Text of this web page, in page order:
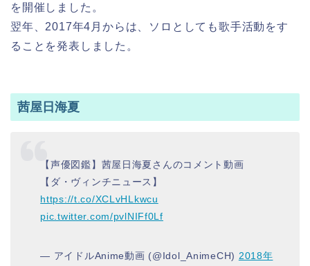
を開催しました。
翌年、2017年4月からは、ソロとしても歌手活動をす
ることを発表しました。
茜屋日海夏
【声優図鑑】茜屋日海夏さんのコメント動画
【ダ・ヴィンチニュース】
https://t.co/XCLvHLkwcu
pic.twitter.com/pvlNIFf0Lf
— アイドルAnime動画 (@Idol_AnimeCH) 2018年